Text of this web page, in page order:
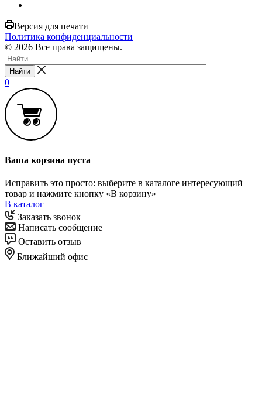
Версия для печати
Политика конфиденциальности
© 2026 Все права защищены.
Найти
0
Ваша корзина пуста
Исправить это просто: выберите в каталоге интересующий
товар и нажмите кнопку «В корзину»
В каталог
Заказать звонок
Написать сообщение
Оставить отзыв
Ближайший офис